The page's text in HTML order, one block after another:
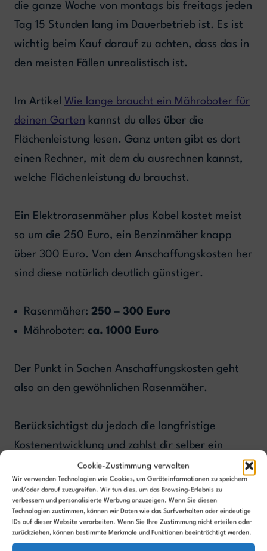
Cookie-Zustimmung verwalten
Wir verwenden Technologien wie Cookies, um Geräteinformationen zu speichern
und/oder darauf zuzugreifen. Wir tun dies, um das Browsing-Erlebnis zu
verbessern und personalisierte Werbung anzuzeigen. Wenn Sie diesen
Technologien zustimmen, können wir Daten wie das Surfverhalten oder eindeutige
IDs auf dieser Website verarbeiten. Wenn Sie Ihre Zustimmung nicht erteilen oder
zurückziehen, können bestimmte Merkmale und Funktionen beeinträchtigt werden.
die ganze Woche von montags bis freitags jeden
Tag 15 Stunden lang im Dauerbetrieb ist. Es ist
wichtig beim Kauf darauf zu achten, dass das in
den meisten Fällen unrealistisch ist.
Im Artikel Wie lange braucht ein Mähroboter für
deinen Garten kannst du alles über die
Flächenleistung lesen. Ganz unten gibt es dort
einen Rechner, mit dem du ausrechnen kannst,
welche Flächenleistung du brauchst.
Ein Elektrorasenmäher plus Kabel kostet meist
so um die 250 Euro, ein Benzinmäher knapp
über 300 Euro. Von den Anschaffungskosten her
sind diese natürlich deutlich günstiger.
Rasenmäher: 250 – 300 Euro
Mähroboter: ca. 1000 Euro
Der Punkt in Sachen Anschaffungskosten geht
also an den gewöhnlichen Rasenmäher.
Berücksichtigst du jedoch die langfristige
Kostenentwicklung und zahlst dir selber ein
Gehalt für deine Rasenmäh-Bemühungen aus,
amortisiert sich ein Mähroboter nach einiger
Zeit. Genaueres kannst du im ArtikelWas kostet
ein Mähroboternachlesen.